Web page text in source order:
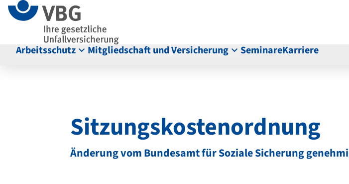
Seitenanfang
zum
Inhalt
zur
Navigation
Fußbereich
Arbeitsschutz Mitgliedschaft und Versicherung SeminareKarriere
Sitzungskostenordnung
Änderung vom Bundesamt für Soziale Sicherung